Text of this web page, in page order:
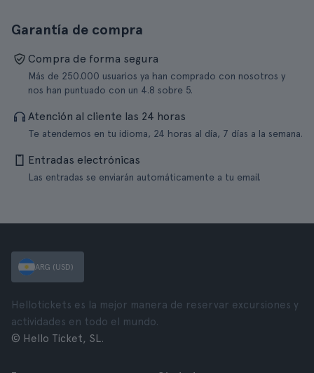
Garantía de compra
Compra de forma segura
Más de 250.000 usuarios ya han comprado con nosotros y
nos han puntuado con un 4.8 sobre 5.
Atención al cliente las 24 horas
Te atendemos en tu idioma, 24 horas al día, 7 días a la semana.
Entradas electrónicas
Las entradas se enviarán automáticamente a tu email.
ARG (USD)
Hellotickets es la mejor manera de reservar excursiones y
actividades en todo el mundo.
© Hello Ticket, SL.